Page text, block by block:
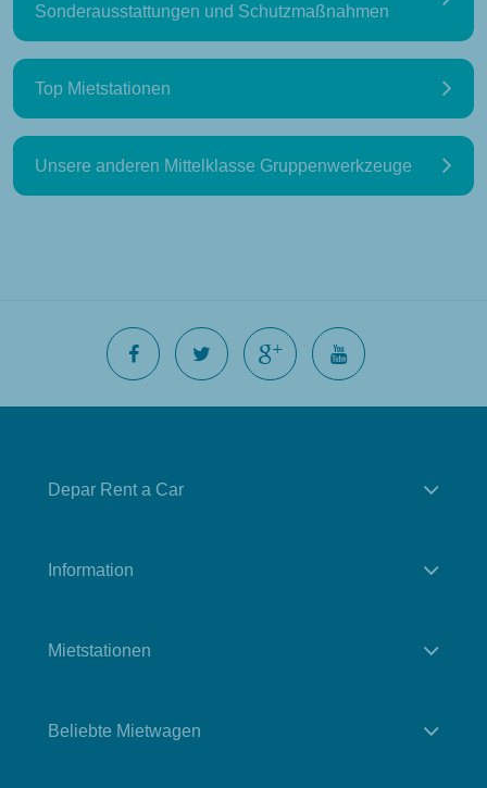
Sonderausstattungen und Schutzmaßnahmen
Top Mietstationen
Unsere anderen Mittelklasse Gruppenwerkzeuge
Depar Rent a Car
Information
Mietstationen
Beliebte Mietwagen